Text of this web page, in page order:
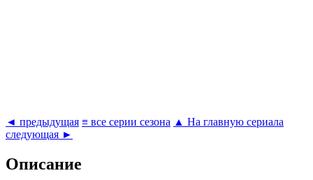
◄ предыдущая ≡ все серии сезона ▲ На главную сериала
следующая ►
Описание